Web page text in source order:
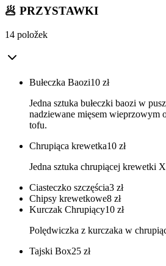
🥟 PRZYSTAWKI
14 položek
Bułeczka Baozi10 zł
Jedna sztuka bułeczki baozi w
nadziewane mięsem wieprzowym
tofu.
Chrupiąca krewetka10 zł
Jedna sztuka chrupiącej krewetki
Ciasteczko szczęścia3 zł
Chipsy krewetkowe8 zł
Kurczak Chrupiący10 zł
Polędwiczka z kurczaka w
Tajski Box25 zł